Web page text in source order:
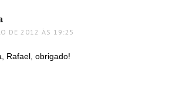
DE 2012 ÀS 19:25
Rafael, obrigado!